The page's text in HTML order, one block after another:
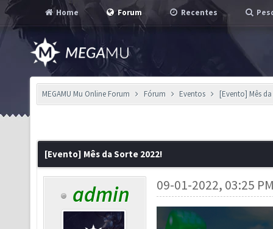
Home Forum Recentes
MEGAMU Mu Online Forum Fórum Eventos [Evento] Mês
[Evento] Mês da Sorte 2022!
admin 09-01-2022, 03:25